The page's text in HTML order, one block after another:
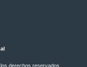
derechos reservados.